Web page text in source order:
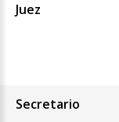
Juez
Secretario